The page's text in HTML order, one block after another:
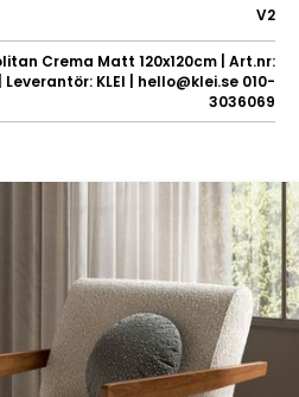
V2
Crema Matt 120x120cm | Art.nr:
Leverantör: KLEI | hello@klei.se 010-
3036069